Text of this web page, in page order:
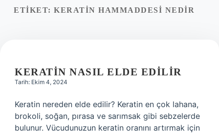
ETIKET: KERATIN HAMMADDESI NEDIR
KERATIN NASIL ELDE EDILIR
Tarih: Ekim 4, 2024
Keratin nereden elde edilir? Keratin en çok lahana,
brokoli, soğan, pırasa ve sarımsak gibi sebzelerde
bulunur. Vücudunuzun keratin oranını artırmak için